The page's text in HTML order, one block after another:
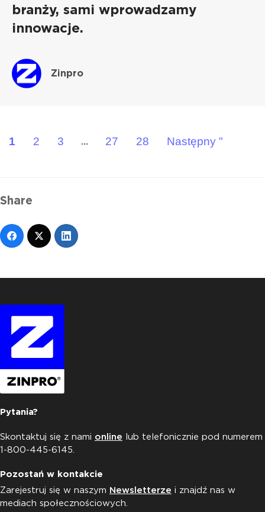
branży, sami wprowadzamy
innowacje.
Zinpro
1 2 3 ... 27 28 Następny "
Share
Pytania?
Skontaktuj się z nami online lub telefonicznie pod numerem
1-800-445-6145.
Pozostań w kontakcie
Zarejestruj się w naszym Newsletterze i znajdź nas w
mediach społecznościowych.